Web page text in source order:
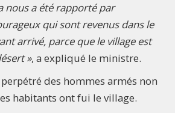
nous a été rapporté par
qui sont revenus dans le
arrivé, parce que le village est
», a expliqué le ministre.
des hommes armés non
habitants ont fui le village.